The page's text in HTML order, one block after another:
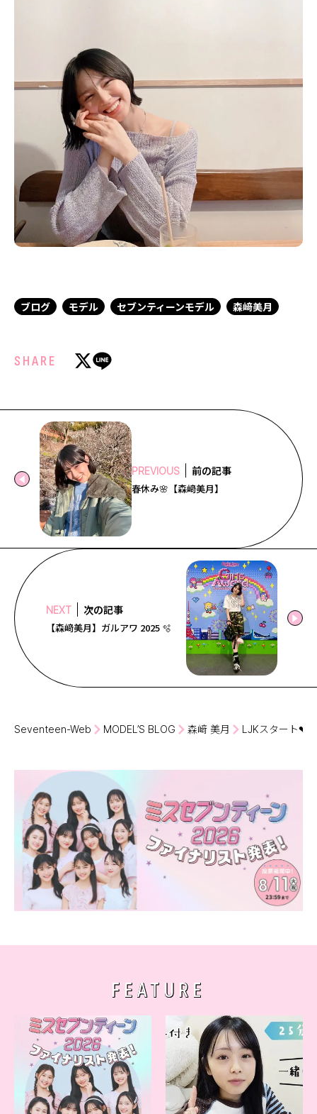
ブログ モデル セブンティーンモデル 森﨑美月
SHARE
PREVIOUS 前の記事
春休み🌸【森﨑美月】
NEXT 次の記事
【森﨑美月】ガルアワ 2025 🫧
Seventeen-Web MODEL’S BLOG 森﨑 美月 LJKスタート❤︎
FEATURE